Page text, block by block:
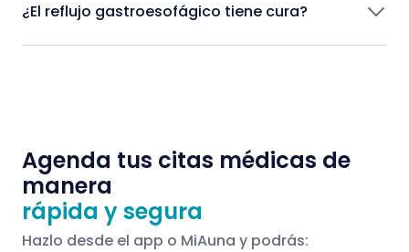
¿El reflujo gastroesofágico tiene cura?
Agenda tus citas médicas de
manera
rápida y segura
Hazlo desde el app o MiAuna y podrás: